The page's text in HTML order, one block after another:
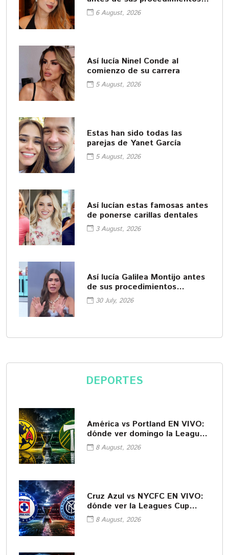
cosméticos
6 August, 2026
Así lucía Ninel Conde al
comienzo de su carrera
5 August, 2026
Estas han sido todas las
parejas de Yanet García
5 August, 2026
Así lucían estas famosas antes
de ponerse carillas dentales
3 August, 2026
Así lucía Galilea Montijo antes
de sus procedimientos
cosméticos
30 July, 2026
DEPORTES
América vs Portland EN VIVO:
dónde ver domingo la Leagues
Cup8 August, 2026
Cruz Azul vs NYCFC EN VIVO:
dónde ver la Leagues Cup
20268 August, 2026